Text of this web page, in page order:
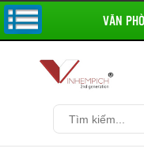
VĂN